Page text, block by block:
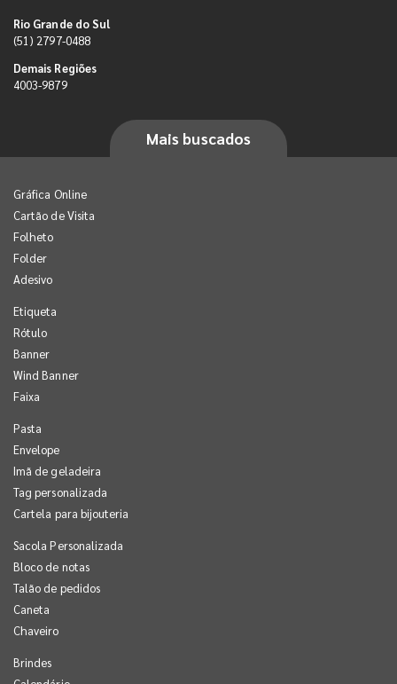
Rio Grande do Sul
(51) 2797-0488
Demais Regiões
4003-9879
Mais buscados
Gráfica Online
Cartão de Visita
Folheto
Folder
Adesivo
Etiqueta
Rótulo
Banner
Wind Banner
Faixa
Pasta
Envelope
Imã de geladeira
Tag personalizada
Cartela para bijouteria
Sacola Personalizada
Bloco de notas
Talão de pedidos
Caneta
Chaveiro
Brindes